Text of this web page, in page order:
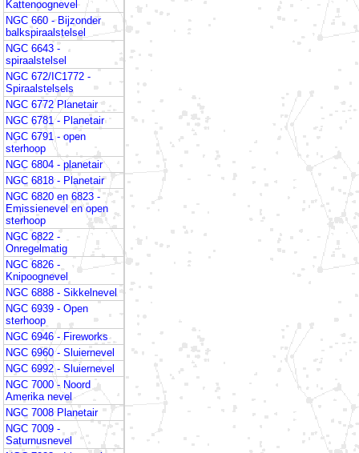
Kattenoognevel
NGC 660 - Bijzonder
balkspiraalstelsel
NGC 6643 -
spiraalstelsel
NGC 672/IC1772 -
Spiraalstelsels
NGC 6772 Planetair
NGC 6781 - Planetair
NGC 6791 - open
sterhoop
NGC 6804 - planetair
NGC 6818 - Planetair
NGC 6820 en 6823 -
Emissienevel en open
sterhoop
NGC 6822 -
Onregelmatig
NGC 6826 -
Knipoognevel
NGC 6888 - Sikkelnevel
NGC 6939 - Open
sterhoop
NGC 6946 - Fireworks
NGC 6960 - Sluiernevel
NGC 6992 - Sluiernevel
NGC 7000 - Noord
Amerika nevel
NGC 7008 Planetair
NGC 7009 -
Saturnusnevel